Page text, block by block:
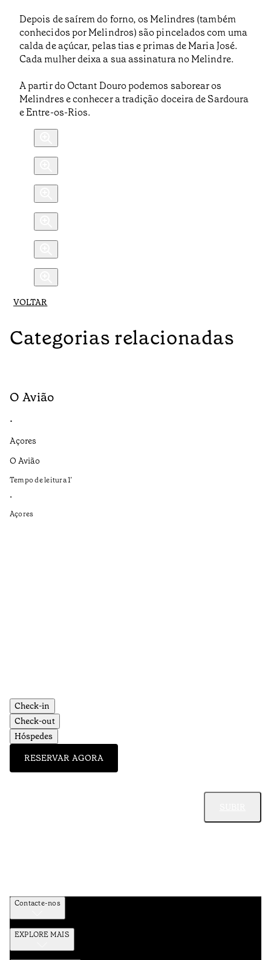
Depois de saírem do forno, os Melindres (também
conhecidos por Melindros) são pincelados com uma
calda de açúcar, pelas tias e primas de Maria José.
Cada mulher deixa a sua assinatura no Melindre.
A partir do Octant Douro podemos saborear os
Melindres e conhecer a tradição doceira de Sardoura
e Entre-os-Rios.
VOLTAR
Categorias relacionadas
O Avião
•
Açores
O Avião
Tempo de leitura1’
•
Açores
Check-in
Check-out
Hóspedes
RESERVAR AGORA
Contacte-nos
EXPLORE MAIS